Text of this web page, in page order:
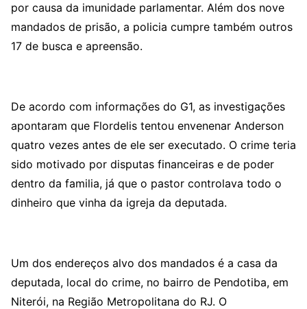
por causa da imunidade parlamentar. Além dos nove
mandados de prisão, a policia cumpre também outros
17 de busca e apreensão.
De acordo com informações do G1, as investigações
apontaram que Flordelis tentou envenenar Anderson
quatro vezes antes de ele ser executado. O crime teria
sido motivado por disputas financeiras e de poder
dentro da familia, já que o pastor controlava todo o
dinheiro que vinha da igreja da deputada.
Um dos endereços alvo dos mandados é a casa da
deputada, local do crime, no bairro de Pendotiba, em
Niterói, na Região Metropolitana do RJ. O